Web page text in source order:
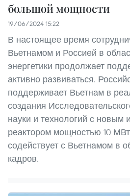
большой мощности
19/06/2024 15:22
В настоящее время
Вьетнамом и Россией в
энергетики продолжает
активно развиваться.
поддерживает Вьетнам в
создания
науки и технологий с новым
реактором мощностью 10
содействует с Вьетнамом в
кадров.